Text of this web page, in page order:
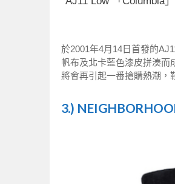
於2001年4月14日首發的
帆布及北卡藍色漆皮拼湊而
將會再引起一番搶購熱潮，
3.)